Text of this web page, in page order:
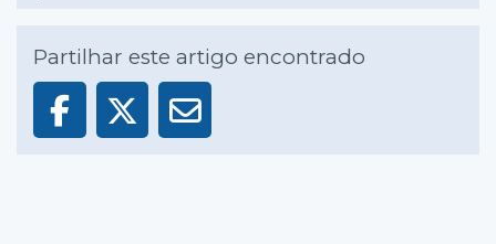
Partilhar este artigo encontrado